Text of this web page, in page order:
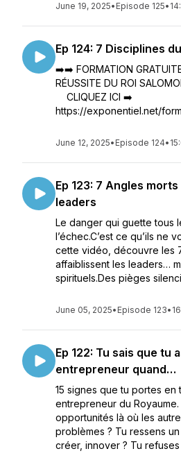
June 19, 2025• Episode 125•
Ep 124: 7 Disciplines
➡️➡️ FORMATION
RÉUSSITE DU ROI
CLIQUEZ ICI ➡️
https://exponentiel.net/
June 12, 2025• Episode 124•
Ep 123: 7 Angles
leaders
Le danger qui guette tous
l’échec.C’est ce qu’ils ne
cette vidéo, découvre les
affaiblissent les leaders…
spirituels.Des pièges
June 05, 2025• Episode 123•
Ep 122: Tu sais que tu
entrepreneur quand…
15 signes que tu portes en
entrepreneur du
opportunités là où les
problèmes ? Tu ressens
créer, innover ? Tu refuses